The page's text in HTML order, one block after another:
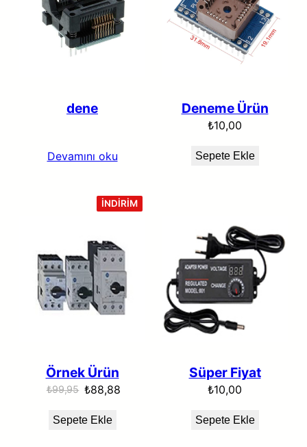
Don’t have an account?Sign up
dene
Devamını oku
Deneme Ürün
₺10,00
Sepete Ekle
İNDIRIMİNDIRIMDEKI
ÜRÜN
Örnek Ürün
₺99,95 Orijinal
₺99,95.
₺88,88Şu
Sepete Ekle
Süper Fiyat
₺10,00
Sepete Ekle